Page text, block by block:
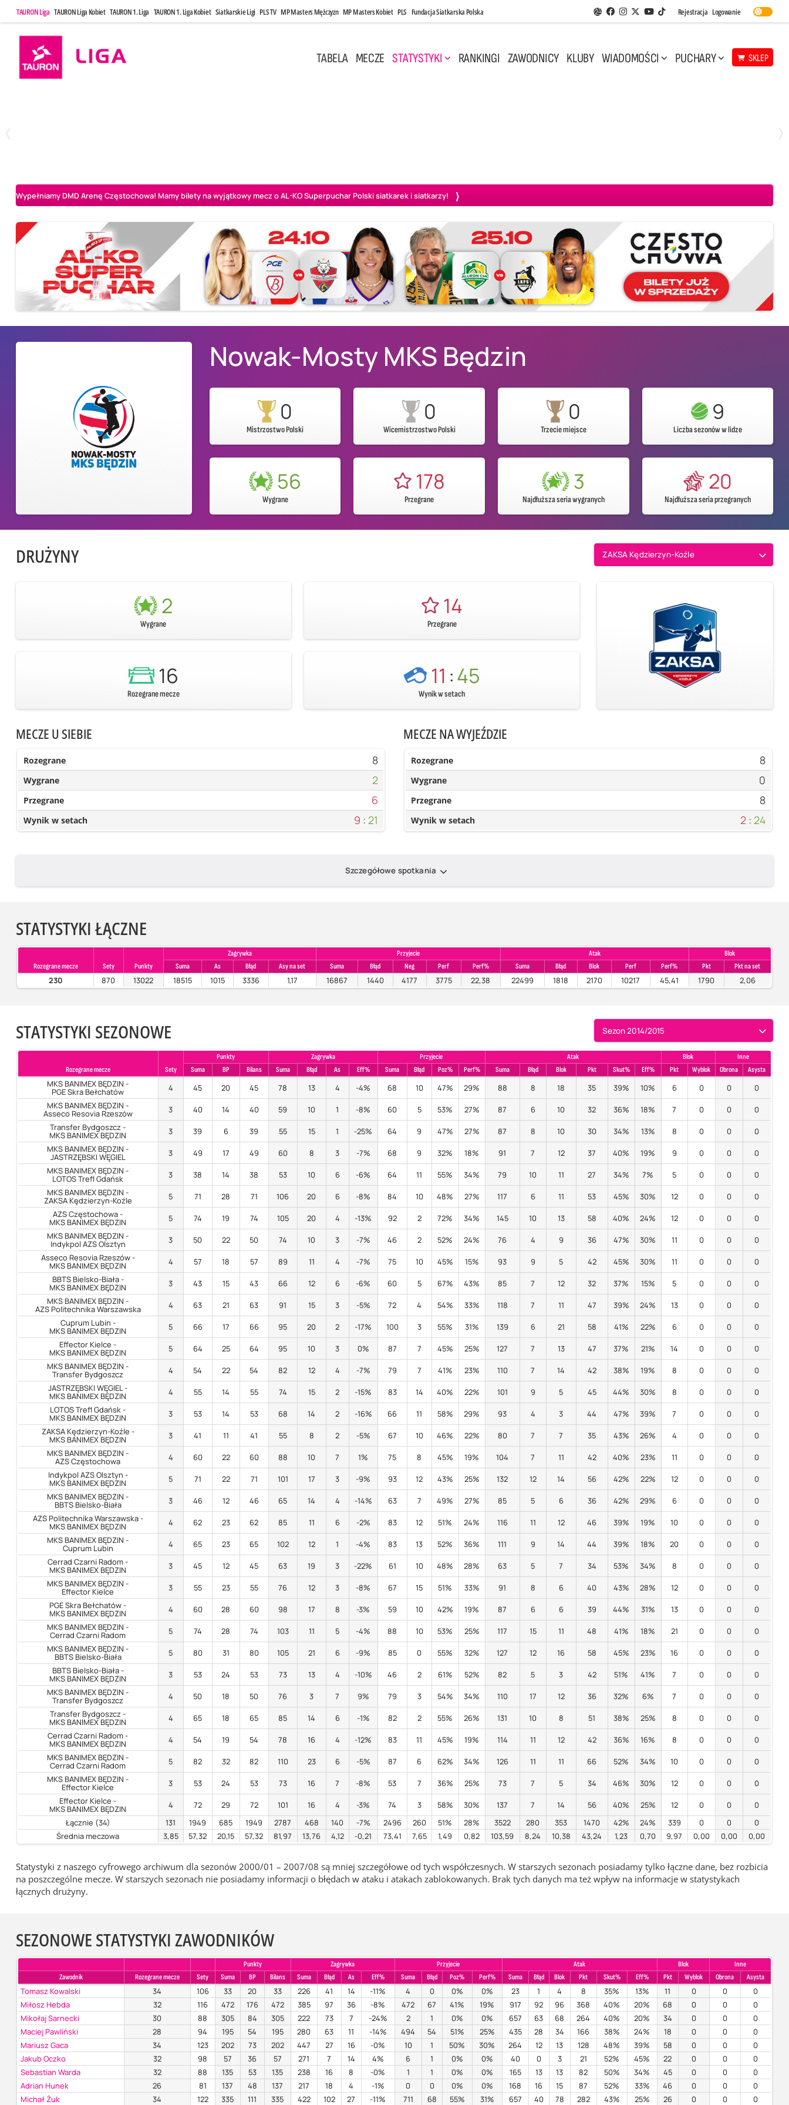
TAURON Liga TAURON Liga Kobiet TAURON 1. Liga TAURON 1. Liga Kobiet Siatkarskie Ligi PLS TV MP Masters Mężczyzn MP Masters Kobiet PLS Fundacja Siatkarska Polska Aplikacja Siatkarskie Ligi
Facebook
Instagram
Twitter
Youtube
TikTok
Rejestracja Logowanie
TABELA MECZE STATYSTYKI RANKINGI ZAWODNICY KLUBY WIADOMOŚCI PUCHARY SKLEP
Wypełniamy DMD Arenę Częstochowa! Mamy bilety na wyjątkowy mecz o AL-KO Superpuchar Polski siatkarek i siatkarzy!
Nowak-Mosty MKS Będzin
0
Mistrzostwo Polski
0
Wicemistrzostwo Polski
0
Trzecie miejsce
9
Liczba sezonów w lidze
56
Wygrane
178
Przegrane
3
Najdłuższa seria wygranych
20
Najdłuższa seria przegranych
DRUŻYNY ZAKSA Kędzierzyn-Koźle
2
Wygrane
14
Przegrane
16
Rozegrane mecze
11 :45
Wynik w setach
MECZE U SIEBIE
Rozegrane 8
Wygrane 2
Przegrane 6
Wynik w setach 9 : 21
MECZE NA WYJEŹDZIE
Rozegrane 8
Wygrane 0
Przegrane 8
Wynik w setach 2 : 24
Szczegółowe spotkania
STATYSTYKI ŁĄCZNE
Rozegrane mecze Sety Punkty
Zagrywka Przyjecie Atak
Blok
Suma
As Błąd Asy na set Suma Błąd Neg Perf Perf% Suma Błąd Blok Perf Perf% Pkt Pkt na set
230 870 13022 18515 1015 3336 1,17 16867 1440 4177 3775 22,38 22499 1818 2170 10217 45,41 1790 2,06
STATYSTYKI SEZONOWE Sezon 2014/2015
Rozegrane mecze Sety
Punkty Zagrywka Przyjecie Atak Blok
Inne
Suma
BP Bilans Suma Błąd As Eff% Suma Błąd Poz% Perf% Suma Błąd Blok Pkt Skut% Eff% Pkt Wyblok Obrona Asysta
MKS BANIMEX BĘDZIN -
PGE Skra Bełchatów 4 45 20 45 78 13 4 -4% 68 10 47% 29% 88 8 18 35 39% 10% 6 0 0
0
MKS BANIMEX BĘDZIN -
Asseco Resovia Rzeszów 3 40 14 40 59 10 1 -8% 60 5 53% 27% 87 6 10 32 36% 18% 7 0 0
0
Transfer Bydgoszcz -
MKS BANIMEX BĘDZIN 3 39 6 39 55 15 1 -25% 64 9 47% 27% 87 8 10 30 34% 13% 8 0 0
0
MKS BANIMEX BĘDZIN -
JASTRZĘBSKI WĘGIEL 3 49 17 49 60 8 3 -7% 68 9 32% 18% 91 7 12 37 40% 19% 9 0 0
0
MKS BANIMEX BĘDZIN -
LOTOS Trefl Gdańsk 3 38 14 38 53 10 6 -6% 64 11 55% 34% 79 10 11 27 34% 7% 5 0 0
0
MKS BANIMEX BĘDZIN -
ZAKSA Kędzierzyn-Koźle 5 71 28 71 106 20 6 -8% 84 10 48% 27% 117 6 11 53 45% 30% 12 0 0
0
AZS Częstochowa -
MKS BANIMEX BĘDZIN 5 74 19 74 105 20 4 -13% 92 2 72% 34% 145 10 13 58 40% 24% 12 0 0
0
MKS BANIMEX BĘDZIN -
Indykpol AZS Olsztyn 3 50 22 50 74 10 3 -7% 46 2 52% 24% 76 4 9 36 47% 30% 11 0 0
0
Asseco Resovia Rzeszów -
MKS BANIMEX BĘDZIN 4 57 18 57 89 11 4 -7% 75 10 45% 15% 93 9 5 42 45% 30% 11 0 0
0
BBTS Bielsko-Biała -
MKS BANIMEX BĘDZIN 3 43 15 43 66 12 6 -6% 60 5 67% 43% 85 7 12 32 37% 15% 5 0 0
0
MKS BANIMEX BĘDZIN -
AZS Politechnika Warszawska 4 63 21 63 91 15 3 -5% 72 4 54% 33% 118 7 11 47 39% 24% 13 0 0
0
Cuprum Lubin -
MKS BANIMEX BĘDZIN 5 66 17 66 95 20 2 -17% 100 3 55% 31% 139 6 21 58 41% 22% 6 0 0
0
Effector Kielce -
MKS BANIMEX BĘDZIN 5 64 25 64 95 10 3 0% 87 7 45% 25% 127 7 13 47 37% 21% 14 0 0
0
MKS BANIMEX BĘDZIN -
Transfer Bydgoszcz 4 54 22 54 82 12 4 -7% 79 7 41% 23% 110 7 14 42 38% 19% 8 0 0
0
JASTRZĘBSKI WĘGIEL -
MKS BANIMEX BĘDZIN 4 55 14 55 74 15 2 -15% 83 14 40% 22% 101 9 5 45 44% 30% 8 0 0
0
LOTOS Trefl Gdańsk -
MKS BANIMEX BĘDZIN 3 53 14 53 68 14 2 -16% 66 11 58% 29% 93 4 3 44 47% 39% 7 0 0
0
ZAKSA Kędzierzyn-Koźle -
MKS BANIMEX BĘDZIN 3 41 11 41 55 8 2 -5% 67 10 46% 22% 80 7 7 35 43% 26% 4 0 0
0
MKS BANIMEX BĘDZIN -
AZS Częstochowa 4 60 22 60 88 10 7 1% 75 8 45% 19% 104 7 11 42 40% 23% 11 0 0
0
Indykpol AZS Olsztyn -
MKS BANIMEX BĘDZIN 5 71 22 71 101 17 3 -9% 93 12 43% 25% 132 12 14 56 42% 22% 12 0 0
0
MKS BANIMEX BĘDZIN -
BBTS Bielsko-Biała 3 46 12 46 65 14 4 -14% 63 7 49% 27% 85 5 6 36 42% 29% 6 0 0
0
AZS Politechnika Warszawska -
MKS BANIMEX BĘDZIN 4 62 23 62 85 11 6 -2% 83 12 51% 24% 116 11 12 46 39% 19% 10 0 0
0
MKS BANIMEX BĘDZIN -
Cuprum Lubin 4 65 23 65 102 12 1 -4% 83 13 52% 36% 111 9 14 44 39% 18% 20 0 0
0
Cerrad Czarni Radom -
MKS BANIMEX BĘDZIN 3 45 12 45 63 19 3 -22% 61 10 48% 28% 63 5 7 34 53% 34% 8 0 0
0
MKS BANIMEX BĘDZIN -
Effector Kielce 3 55 23 55 76 12 3 -8% 67 15 51% 33% 91 8 6 40 43% 28% 12 0 0
0
PGE Skra Bełchatów -
MKS BANIMEX BĘDZIN 4 60 28 60 98 17 8 -3% 59 10 42% 19% 87 6 6 39 44% 31% 13 0 0
0
MKS BANIMEX BĘDZIN -
Cerrad Czarni Radom 5 74 28 74 103 11 5 -4% 88 10 53% 25% 117 15 11 48 41% 18% 21 0 0
0
MKS BANIMEX BĘDZIN -
BBTS Bielsko-Biała 5 80 31 80 105 21 6 -9% 85 0 55% 32% 127 12 16 58 45% 23% 16 0 0
0
BBTS Bielsko-Biała -
MKS BANIMEX BĘDZIN 3 53 24 53 73 13 4 -10% 46 2 61% 52% 82 5 3 42 51% 41% 7 0 0
0
MKS BANIMEX BĘDZIN -
Transfer Bydgoszcz 4 50 18 50 76 3 7 9% 79 3 54% 34% 110 17 12 36 32% 6% 7 0 0
0
Transfer Bydgoszcz -
MKS BANIMEX BĘDZIN 4 65 18 65 85 14 6 -1% 82 2 55% 26% 131 10 8 51 38% 25% 8 0 0
0
Cerrad Czarni Radom -
MKS BANIMEX BĘDZIN 4 54 19 54 78 16 4 -12% 83 11 45% 19% 114 11 12 42 36% 16% 8 0 0
0
MKS BANIMEX BĘDZIN -
Cerrad Czarni Radom 5 82 32 82 110 23 6 -5% 87 6 62% 34% 126 11 11 66 52% 34% 10 0 0
0
MKS BANIMEX BĘDZIN -
Effector Kielce 3 53 24 53 73 16 7 -8% 53 7 36% 25% 73 7 5 34 46% 30% 12 0 0
0
Effector Kielce -
MKS BANIMEX BĘDZIN 4 72 29 72 101 16 4 -3% 74 3 58% 30% 137 7 14 56 40% 25% 12 0 0
0
Łącznie (34)
131 1949 685 1949 2787 468 140 -7% 2496 260 51% 28% 3522 280 353 1470 42% 24% 339 0 0
0
Średnia meczowa
3,85 57,32 20,15 57,32 81,97 13,76 4,12 -0,21 73,41 7,65 1,49 0,82 103,59 8,24 10,38 43,24 1,23 0,70 9,97 0,00 0,00 0,00
Statystyki z naszego cyfrowego archiwum dla sezonów 2000/01 – 2007/08 są mniej szczegółowe od tych współczesnych. W starszych sezonach posiadamy tylko łączne dane, bez rozbicia
na poszczególne mecze. W starszych sezonach nie posiadamy informacji o błędach w ataku i atakach zablokowanych. Brak tych danych ma też wpływ na informacje w statystykach
łącznych drużyny.
SEZONOWE STATYSTYKI ZAWODNIKÓW
Punkty Zagrywka Przyjecie Atak Blok
Inne
Zawodnik
Rozegrane mecze Sety Suma BP Bilans Suma Błąd As Eff% Suma Błąd Poz% Perf% Suma Błąd Blok Pkt Skut% Eff% Pkt Wyblok Obrona Asysta
Tomasz Kowalski 34 106 33 20 33 226 41 14 -11% 4 0 0% 0% 23 1 4 8 35% 13% 11 0 0
0
Miłosz Hebda
32 116 472 176 472 385 97 36 -8% 472 67 41% 19% 917 92 96 368 40% 20% 68 0 0
0
Mikołaj Sarnecki
30 88 305 84 305 222 73 7 -24% 2 1 0% 0% 657 63 68 264 40% 20% 34 0 0
0
Maciej Pawliński
28 94 195 54 195 280 63 11 -14% 494 54 51% 25% 435 28 34 166 38% 24% 18 0 0
0
Mariusz Gaca
34 123 202 73 202 447 27 16 -0% 10 1 50% 30% 264 12 13 128 48% 39% 58 0 0
0
Jakub Oczko
32 98 57 36 57 271 7 14 4% 6 1 0% 0% 40 0 3 21 52% 45% 22 0 0
0
Sebastian Warda
32 88 135 53 135 238 16 8 -0% 1 1 0% 0% 165 13 13 82 50% 34% 45 0 0
0
Adrian Hunek
26 81 137 48 137 217 18 4 -1% 0 0 0% 0% 168 16 15 87 52% 33% 46 0 0
0
Michał Żuk
34 122 335 111 335 422 102 27 -11% 711 68 55% 31% 657 40 78 282 43% 25% 26 0 0 0